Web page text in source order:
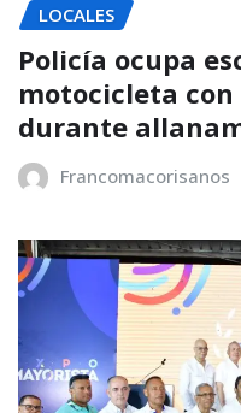
LOCALES
Policía ocupa
motocicleta
durante
Francomacorisanos